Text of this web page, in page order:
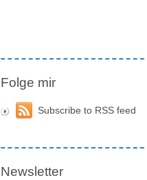
Folge mir
Subscribe to RSS feed
Newsletter